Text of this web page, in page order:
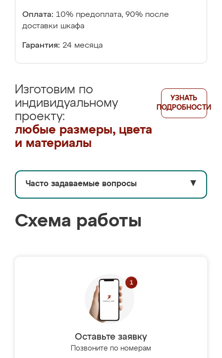
Оплата: 10% предоплата, 90% после
доставки шкафа
Гарантия: 24 месяца
Изготовим по
индивидуальному
проекту:
любые размеры, цвета
и материалы
УЗНАТЬ
ПОДРОБНОСТИ
Часто задаваемые вопросы ▼
Схема работы
Оставьте заявку
Позвоните по номерам